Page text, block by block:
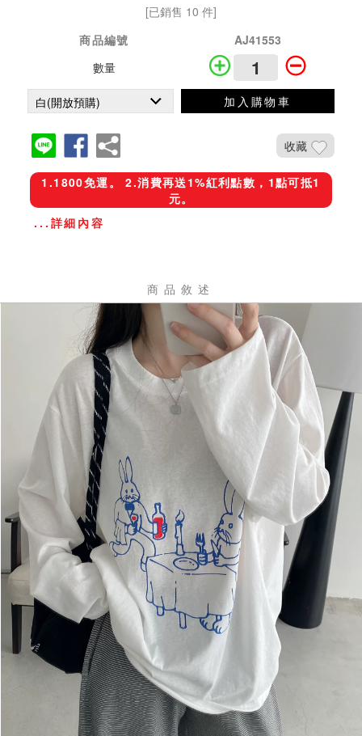
[已銷售 10 件]
商品編號
AJ41553
數量
加入購物車
收藏
1.1800免運。 2.消費再送1%紅利點數，1點可抵1
元。
...詳細內容
商品敘述